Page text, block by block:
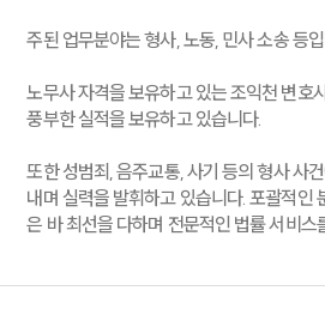
주된 업무분야는 형사, 노동, 민사 소송 등
노무사 자격을 보유하고 있는 조익천 변호
풍부한 실적을 보유하고 있습니다.
또한 성범죄, 음주교통, 사기 등의 형사 사
내며 실력을 발휘하고 있습니다. 포괄적인
은 바 최선을 다하며 전문적인 법률 서비스